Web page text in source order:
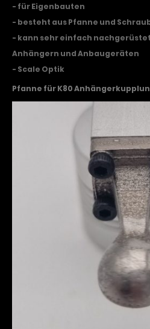
- für Eigenbauten
- besteht aus Pfanne und
- kann sehr einfach
Anhängern und Anbaugeräten
- Scale Optik
Pfanne für K80